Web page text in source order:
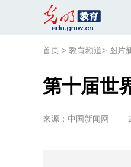
首页 > 教育频道> 图片
第十届世
来源： 中国新闻网